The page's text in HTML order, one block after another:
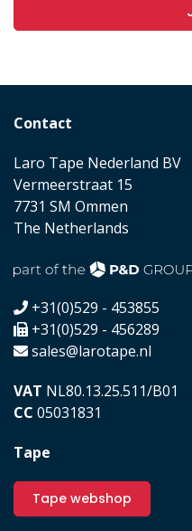
Contact
Laro Tape Nederland BV
Vermeerstraat 15
7731 SM Ommen
The Netherlands
+31(0)529 - 453855
+31(0)529 - 456289
sales@larotape.nl
VAT NL80.13.25.511/B01
CC 05031831
Tape
Tape webshop